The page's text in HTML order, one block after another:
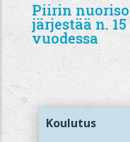
Piirin
järjestää n.
vuodessa
Koulutus